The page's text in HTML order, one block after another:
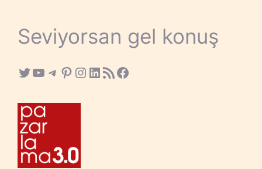
Seviyorsan gel konuş
Twitter
YouTube
Telegram
Pinterest
Instagram
LinkedIn
RSS FeedFacebook